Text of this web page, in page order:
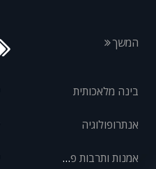
המשך
בינה מלאכותית
אנתרופולוגיה
אמנות ותרבות פופולרית